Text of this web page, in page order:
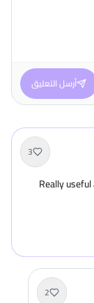
أرسل التعليق
3
Really
2